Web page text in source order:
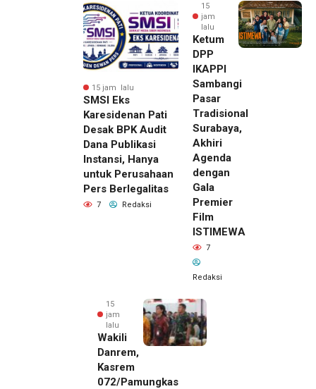
15 jam lalu
SMSI Eks
Karesidenan Pati
Desak BPK Audit
Dana Publikasi
Instansi, Hanya
untuk Perusahaan
Pers Berlegalitas
7 Redaksi
15
jam
lalu
Ketum
DPP
IKAPPI
Sambangi
Pasar
Tradisional
Surabaya,
Akhiri
Agenda
dengan
Gala
Premier
Film
ISTIMEWA
7
Redaksi
15
jam
lalu
Wakili
Danrem,
Kasrem
072/Pamungkas